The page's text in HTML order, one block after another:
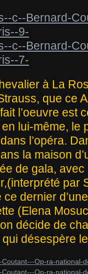
à La
que ce
l’oeuvre est
lui-même, le
l’opéra.
la maison
de gala,
par
dernier
(Elena
décide de
désespère